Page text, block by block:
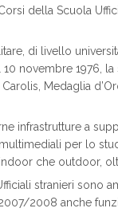
della Scuola
di livello
novembre 1976,
Medaglia
infrastrutture a
per lo
che outdoor,
stranieri sono
2008 anche